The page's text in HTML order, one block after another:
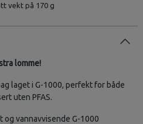
vekt på 170 g
lomme!
laget i G-1000, perfekt for både
uten PFAS.
vannavvisende G-1000